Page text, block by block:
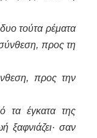
τούτα ρέματα
προς τη
προς την
τα έγκατα της
ξαφνιάζει· σαν